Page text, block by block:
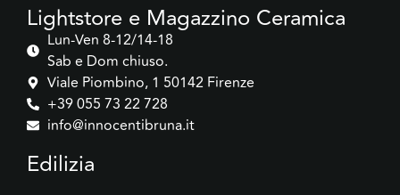
Lightstore e Magazzino Ceramica
Lun-Ven 8-12/14-18
Sab e Dom chiuso.
Viale Piombino, 1 50142 Firenze
+39 055 73 22 728
info@innocentibruna.it
Edilizia